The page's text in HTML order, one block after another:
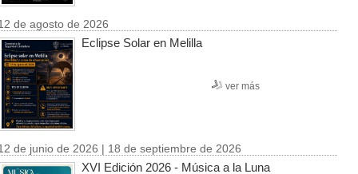
de agosto de 2026
Eclipse Solar en Melilla
ver más
de junio de 2026 | 18 de septiembre de 2026
XVI Edición 2026 - Música a la Luna